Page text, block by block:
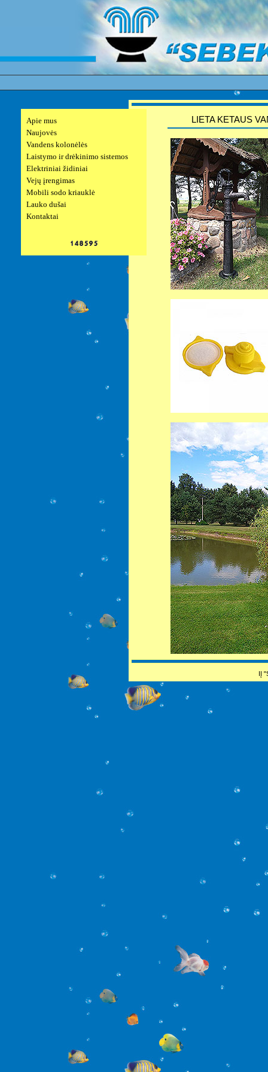
Apie mus
Naujovės
Vandens kolonėlės
Laistymo ir drėkinimo sistemos
Elektriniai židiniai
Vejų įrengimas
Mobili sodo kriauklė
Lauko dušai
Kontaktai
LIETA KETAUS
IĮ